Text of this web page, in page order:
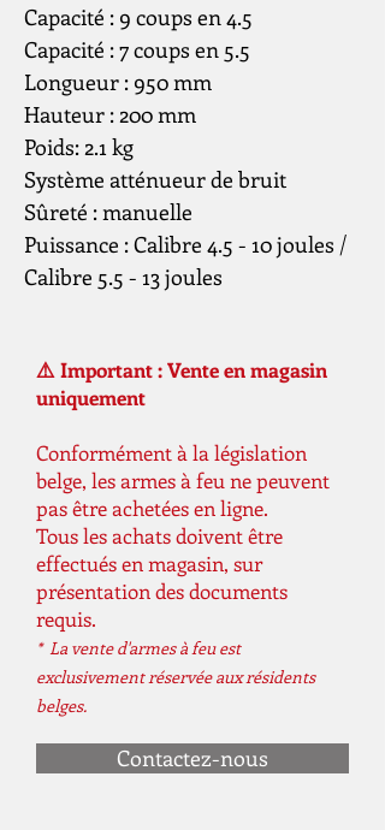
Capacité : 9 coups en 4.5
Capacité : 7 coups en 5.5
Longueur : 950 mm
Hauteur : 200 mm
Poids: 2.1 kg
Système atténueur de bruit
Sûreté : manuelle
Puissance : Calibre 4.5 - 10 joules /
Calibre 5.5 - 13 joules
⚠️ Important : Vente en magasin
uniquement
Conformément à la législation
belge, les armes à feu ne peuvent
pas être achetées en ligne.
Tous les achats doivent être
effectués en magasin, sur
présentation des documents
requis.
* La vente d'armes à feu est
exclusivement réservée aux résidents
belges.
Contactez-nous